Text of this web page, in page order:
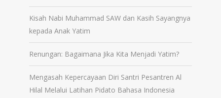
Kisah Nabi Muhammad SAW dan Kasih Sayangnya
kepada Anak Yatim
Renungan: Bagaimana Jika Kita Menjadi Yatim?
Mengasah Kepercayaan Diri Santri Pesantren Al
Hilal Melalui Latihan Pidato Bahasa Indonesia